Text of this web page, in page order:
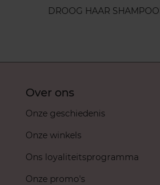
DROOG HAAR SHAMPOO
Over ons
Onze geschiedenis
Onze winkels
Ons loyaliteitsprogramma
Onze promo's